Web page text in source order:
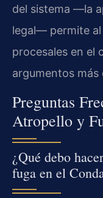
del sistema —la
legal— permite
procesales en el
argumentos
Preguntas
Atropello y
¿Qué debo
fuga en el